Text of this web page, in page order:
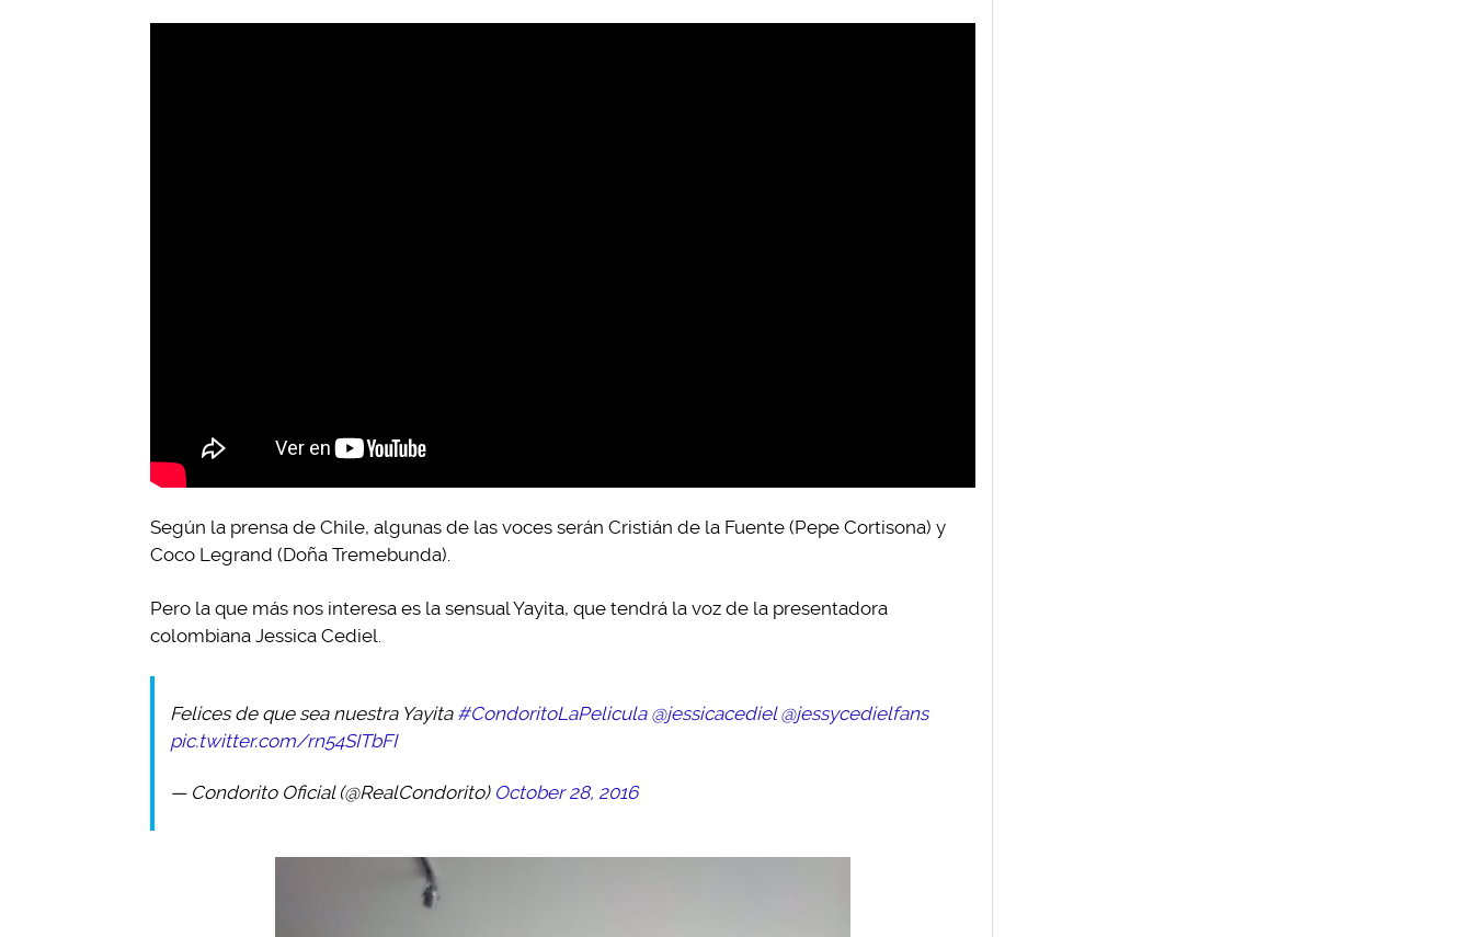
Según la prensa de Chile, algunas de las voces serán Cristián de la Fuente (Pepe Cortisona) y
Coco Legrand (Doña Tremebunda).
Pero la que más nos interesa es la sensual Yayita, que tendrá la voz de la presentadora
colombiana Jessica Cediel.
Felices de que sea nuestra Yayita #CondoritoLaPelicula @jessicacediel @jessycedielfans
pic.twitter.com/rn54SITbFI
— Condorito Oficial (@RealCondorito) October 28, 2016